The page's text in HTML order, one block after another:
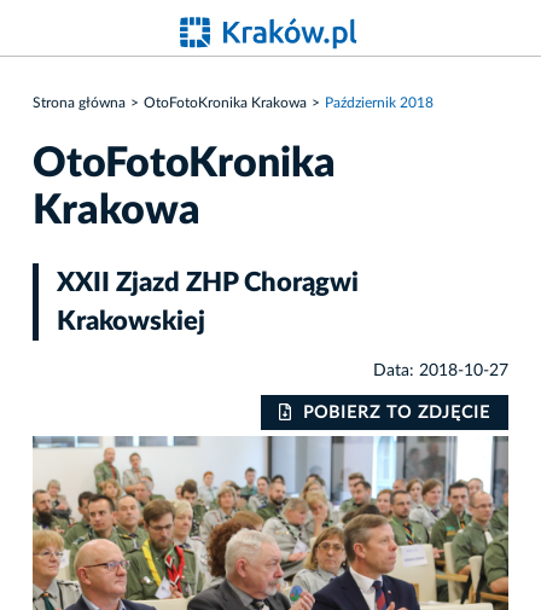
Strona główna OtoFotoKronika Krakowa Październik 2018
OtoFotoKronika
Krakowa
XXII Zjazd ZHP Chorągwi
Krakowskiej
Data: 2018-10-27
POBIERZ TO ZDJĘCIE